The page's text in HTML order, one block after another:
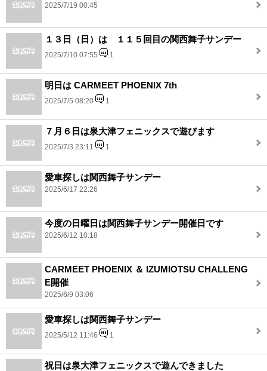
2025/7/19 00:45
１３日（日）は １１５回目の関西舞子サンデー
2025/7/10 07:55 1
明日は CARMEET PHOENIX 7th
2025/7/5 08:20 1
７月６日は泉大津フェニックスで遊びます
2025/7/3 23:11 1
愛車探しは関西舞子サンデー
2025/6/17 22:26
今度の日曜日は関西舞子サンデー開催日です
2025/6/12 10:18
CARMEET PHOENIX ＆ IZUMIOTSU CHALLENG
E開催
2025/6/9 03:06
愛車探しは関西舞子サンデー
2025/5/12 11:46 1
祝日は泉大津フェニックスで遊んできました